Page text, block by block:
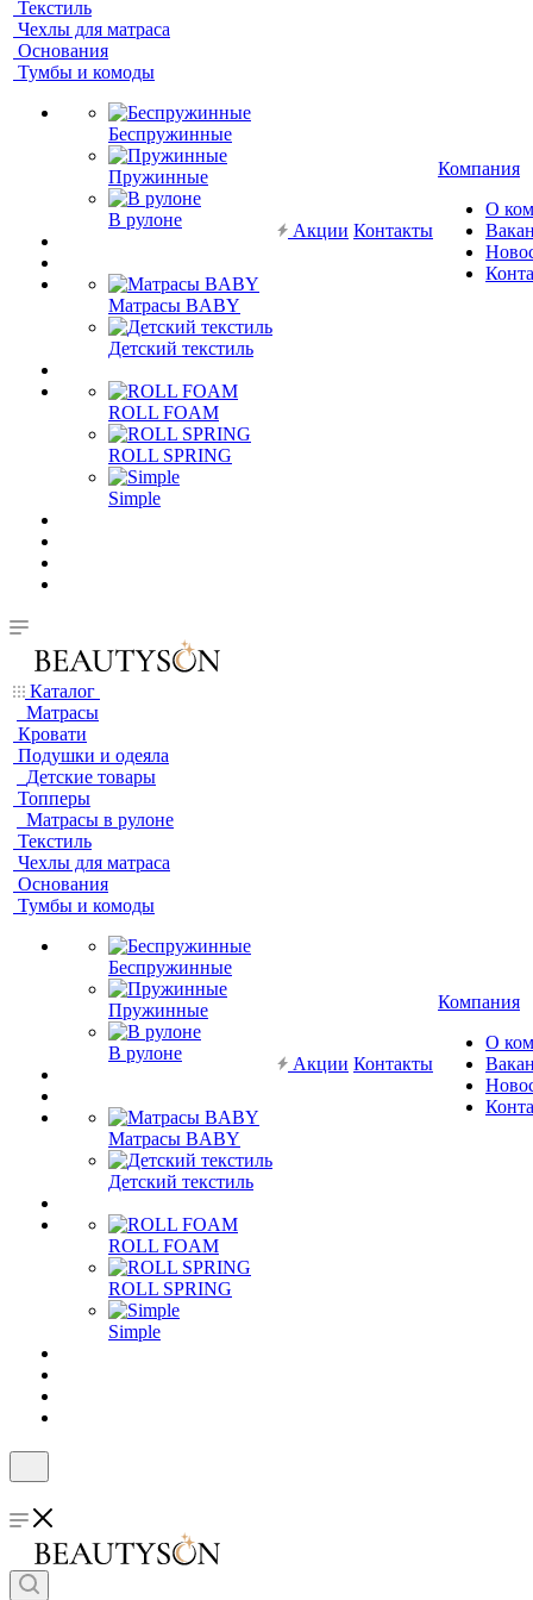
Текстиль
Чехлы для матраса
Основания
Тумбы и комоды
Беспружинные
Пружинные
В рулоне
Матрасы BABY
Детский текстиль
ROLL FOAM
ROLL SPRING
Simple
Акции Контакты
Компания
О
Каталог
Матрасы
Кровати
Подушки и одеяла
Детские товары
Топперы
Матрасы в рулоне
Текстиль
Чехлы для матраса
Основания
Тумбы и комоды
Беспружинные
Пружинные
В рулоне
Матрасы BABY
Детский текстиль
ROLL FOAM
ROLL SPRING
Simple
Акции Контакты
Компания
О